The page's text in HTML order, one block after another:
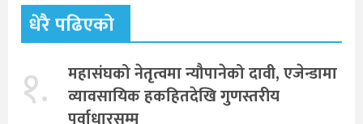
धेरै पढिएको
१.
महासंघको नेतृत्वमा न्यौपानेको दावी, एजेन्डामा
व्यावसायिक हकहितदेखि गुणस्तरीय